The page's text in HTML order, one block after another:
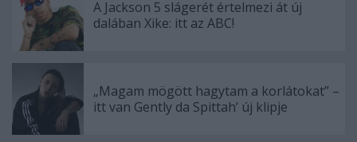
A Jackson 5 slágerét értelmezi át új
dalában Xike: itt az ABC!
„Magam mögött hagytam a korlátokat” –
itt van Gently da Spittah’ új klipje